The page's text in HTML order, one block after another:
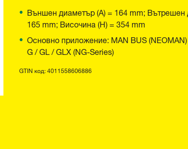
Външен диаметър (A) = 164 mm;
165 mm; Височина (H) = 354 mm
Основно приложение: MAN BUS
G / GL / GLX (NG-Series)
GTIN код: 4011558606886